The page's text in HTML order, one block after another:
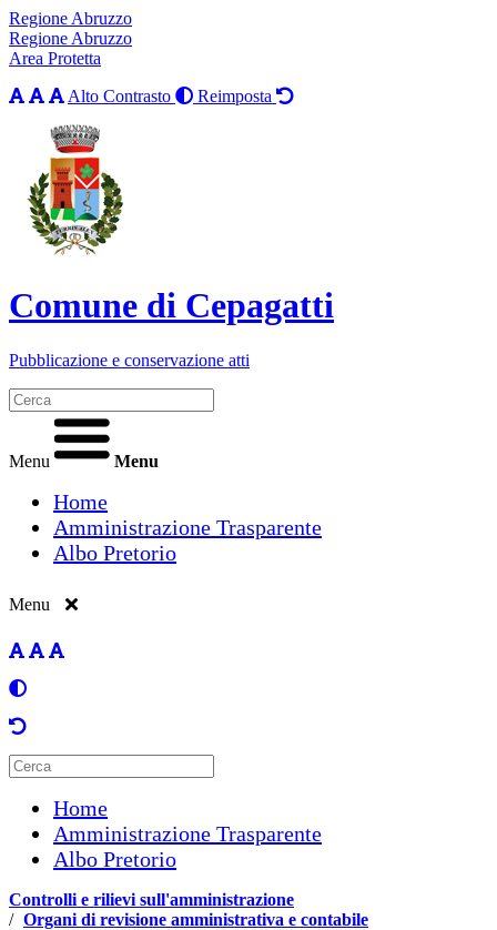
Regione Abruzzo
Regione Abruzzo
Area Protetta
Alto Contrasto
Reimposta
Comune di Cepagatti
Pubblicazione e conservazione atti
Menu Menu
Home
Amministrazione Trasparente
Albo Pretorio
Menu
Home
Amministrazione Trasparente
Albo Pretorio
Controlli e rilievi sull'amministrazione
/ Organi di revisione amministrativa e contabile